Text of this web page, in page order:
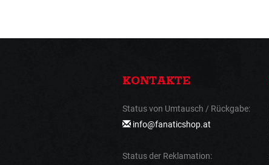
KONTAKTE
Status von Umtausch / Rückgabe:
info@fanaticshop.at
Status der Reklamation: